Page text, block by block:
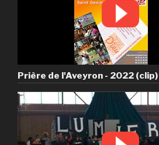
Prière de l'Aveyron - 2022 (clip)